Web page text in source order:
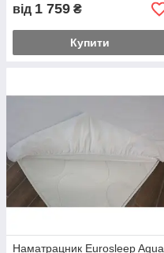
від 1 759 ₴
Купити
Наматрацник Eurosleep Aqua